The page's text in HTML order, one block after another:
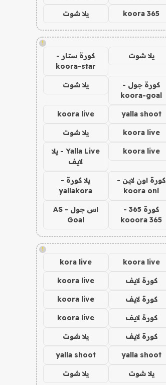
koora 365 يلا شوت
!
يلا شوت
كورة ستار -
koora-star
كورة جول -
koora-goal
يلا شوت
yalla shoot
koora live
koora live يلا شوت
koora live
Yalla Live - يلا
لايف
كورة اون لاين -
koora onl
يلا كورة -
yallakora
كورة 365 -
kooora 365
اس جول - AS
Goal
!
koora live
kora live
كورة لايف koora live
كورة لايف koora live
كورة لايف koora live
كورة لايف يلا شوت
yalla shoot
yalla shoot
يلا شوت يلا شوت